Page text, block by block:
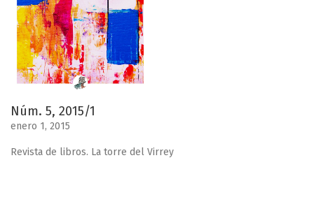
Núm. 5, 2015/1
enero 1, 2015
Revista de libros. La torre del Virrey